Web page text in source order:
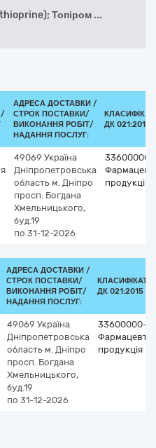
Топіром ...
/
АДРЕСА ДОСТАВКИ /
СТРОК ПОСТАВКИ/
ВИКОНАННЯ РОБІТ/
НАДАННЯ ПОСЛУГ:
ДК 021:2015
49069 Україна
Дніпропетровська
область м. Дніпро
просп. Богдана
Хмельницького,
буд.19
по 31-12-2026
33600000-
продукція
АДРЕСА ДОСТАВКИ /
СТРОК ПОСТАВКИ/
ВИКОНАННЯ РОБІТ/
НАДАННЯ ПОСЛУГ:
ДК 021:2015
49069 Україна
Дніпропетровська
область м. Дніпро
просп. Богдана
Хмельницького,
буд.19
по 31-12-2026
33600000-6
продукція